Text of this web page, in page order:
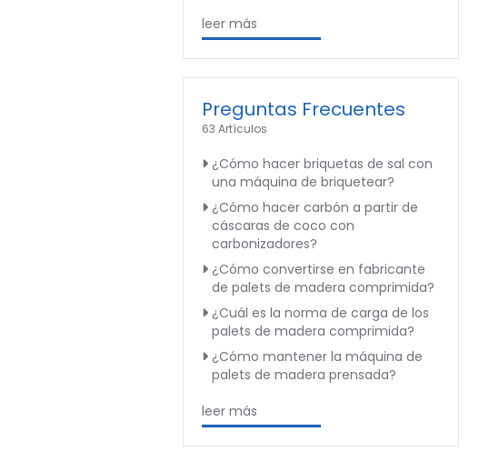
leer más
Preguntas Frecuentes
63 Artículos
¿Cómo hacer briquetas de sal con
una máquina de briquetear?
¿Cómo hacer carbón a partir de
cáscaras de coco con
carbonizadores?
¿Cómo convertirse en fabricante
de palets de madera comprimida?
¿Cuál es la norma de carga de los
palets de madera comprimida?
¿Cómo mantener la máquina de
palets de madera prensada?
leer más